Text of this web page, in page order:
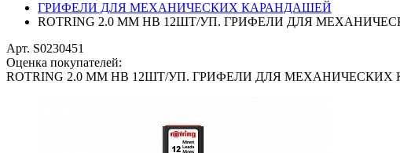
ГРИФЕЛИ ДЛЯ МЕХАНИЧЕСКИХ КАРАНДАШЕЙ
ROTRING 2.0 MM HB 12ШТ/УП. ГРИФЕЛИ ДЛЯ
Арт. S0230451
Оценка покупателей:
ROTRING 2.0 MM HB 12ШТ/УП. ГРИФЕЛИ ДЛЯ МЕХАНИЧЕСКИХ